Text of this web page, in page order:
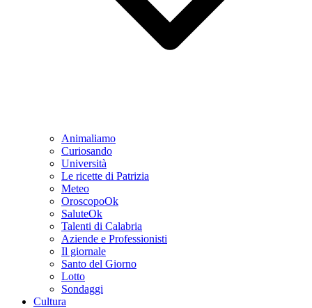
Animaliamo
Curiosando
Università
Le ricette di Patrizia
Meteo
OroscopoOk
SaluteOk
Talenti di Calabria
Aziende e Professionisti
Il giornale
Santo del Giorno
Lotto
Sondaggi
Cultura